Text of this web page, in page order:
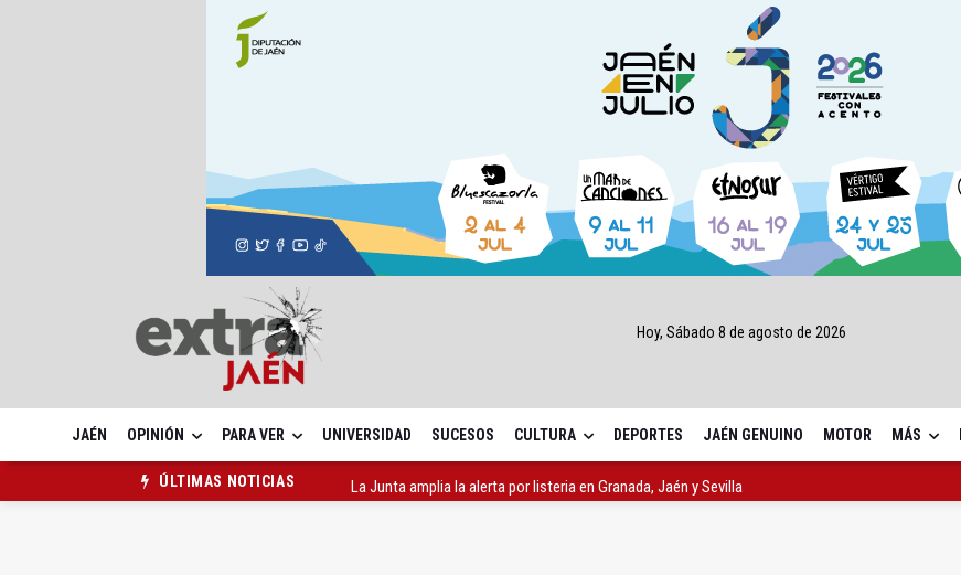
Hoy, Sábado 8 de agosto de 2026
JAÉN OPINIÓN PARA VER UNIVERSIDAD SUCESOS CULTURA DEPORTES JAÉN GENUINO MOTOR MÁS
ÚLTIMAS NOTICIAS
La Junta amplia la alerta por listeria en Granada, Jaén y Sevilla